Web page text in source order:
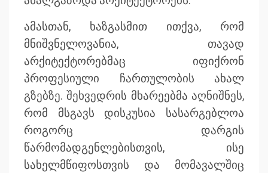
ამასთან, ხაზგასმით ითქვა, რომ
მნიშვნელოვანია, თავად
არქიტექტორებმაც იფიქრონ
პროფესიული ჩართულობის ახალ
გზებზე. შეხვედრის მხარეებმა აღნიშნეს,
რომ მსგავს დისკუსია სასარგებლოა
როგორც დარგის
წარმომადგენლებისთვის, ისე
სახელმწიფოსთვის და მომავალშიც